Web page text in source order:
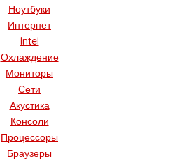
Ноутбуки
Интернет
Intel
Охлаждение
Мониторы
Сети
Акустика
Консоли
Процессоры
Браузеры